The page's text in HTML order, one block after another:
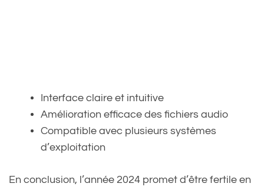
Interface claire et intuitive
Amélioration efficace des fichiers audio
Compatible avec plusieurs systèmes
d’exploitation
En conclusion, l’année 2024 promet d’être fertile en